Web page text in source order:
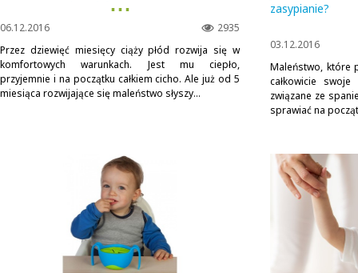
▪ ▪ ▪
2935
06.12.2016
Przez dziewięć miesięcy ciąży płód rozwija się w
komfortowych warunkach. Jest mu ciepło,
przyjemnie i na początku całkiem cicho. Ale już od 5
miesiąca rozwijające się maleństwo słyszy...
zasypianie?
03.12.2016
Maleństwo, które
całkowicie swoje
związane ze
sprawiać na